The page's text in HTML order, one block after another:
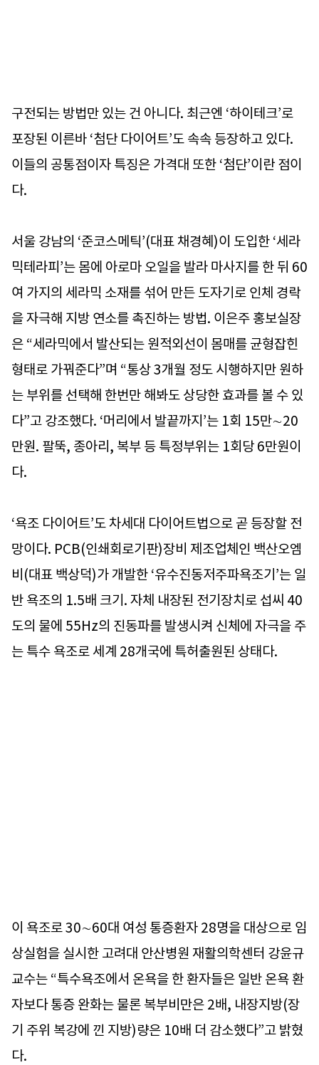
구전되는 방법만 있는 건 아니다. 최근엔 ‘하이테크’로
포장된 이른바 ‘첨단 다이어트’도 속속 등장하고 있다.
이들의 공통점이자 특징은 가격대 또한 ‘첨단’이란 점이
다.
서울 강남의 ‘준코스메틱’(대표 채경혜)이 도입한 ‘세라
믹테라피’는 몸에 아로마 오일을 발라 마사지를 한 뒤 60
여 가지의 세라믹 소재를 섞어 만든 도자기로 인체 경락
을 자극해 지방 연소를 촉진하는 방법. 이은주 홍보실장
은 “세라믹에서 발산되는 원적외선이 몸매를 균형잡힌
형태로 가꿔준다”며 “통상 3개월 정도 시행하지만 원하
는 부위를 선택해 한번만 해봐도 상당한 효과를 볼 수 있
다”고 강조했다. ‘머리에서 발끝까지’는 1회 15만∼20
만원. 팔뚝, 종아리, 복부 등 특정부위는 1회당 6만원이
다.
‘욕조 다이어트’도 차세대 다이어트법으로 곧 등장할 전
망이다. PCB(인쇄회로기판)장비 제조업체인 백산오엠
비(대표 백상덕)가 개발한 ‘유수진동저주파욕조기’는 일
반 욕조의 1.5배 크기. 자체 내장된 전기장치로 섭씨 40
도의 물에 55Hz의 진동파를 발생시켜 신체에 자극을 주
는 특수 욕조로 세계 28개국에 특허출원된 상태다.
이 욕조로 30∼60대 여성 통증환자 28명을 대상으로 임
상실험을 실시한 고려대 안산병원 재활의학센터 강윤규
교수는 “특수욕조에서 온욕을 한 환자들은 일반 온욕 환
자보다 통증 완화는 물론 복부비만은 2배, 내장지방(장
기 주위 복강에 낀 지방)량은 10배 더 감소했다”고 밝혔
다.